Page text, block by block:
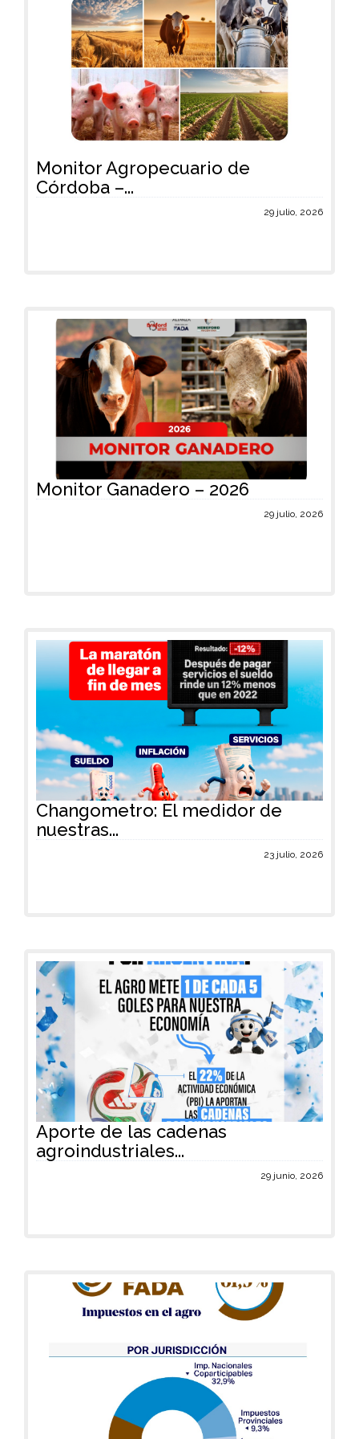
Monitor Agropecuario de
Córdoba –...
29 julio, 2026
Monitor Ganadero – 2026
29 julio, 2026
Changometro: El medidor de
nuestras...
23 julio, 2026
Aporte de las cadenas
agroindustriales...
29 junio, 2026